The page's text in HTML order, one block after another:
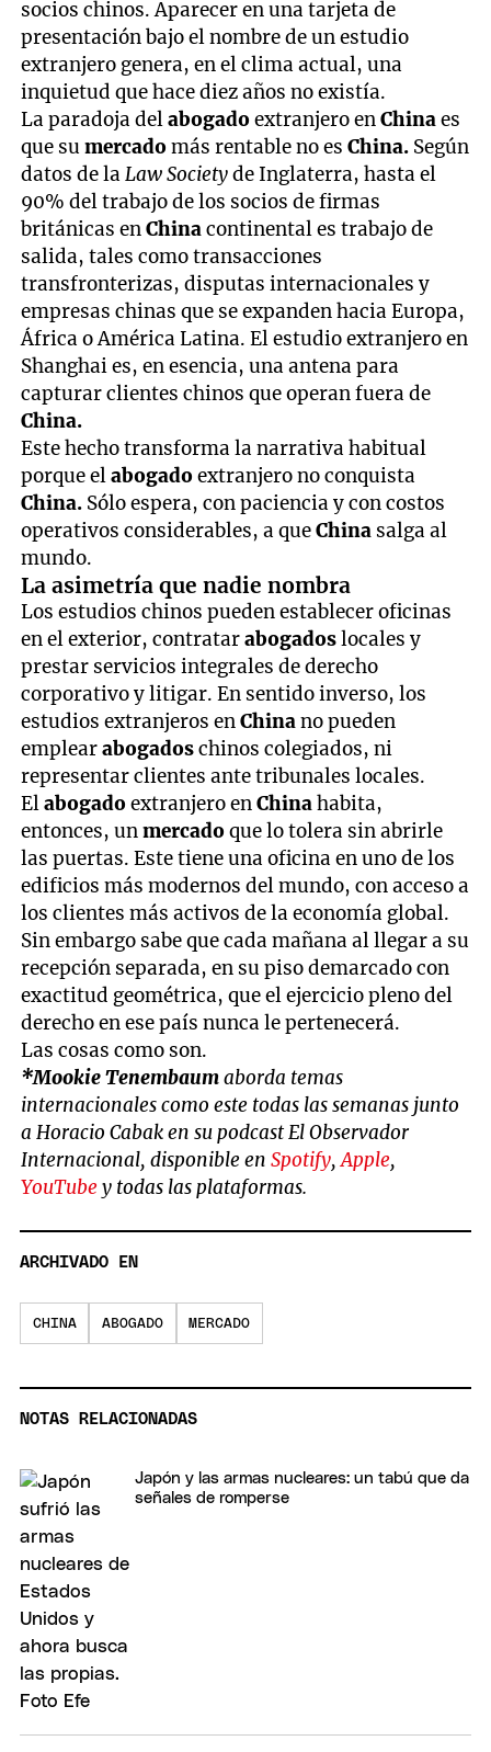
socios chinos. Aparecer en una tarjeta de
presentación bajo el nombre de un estudio
extranjero genera, en el clima actual, una
inquietud que hace diez años no existía.
La paradoja delabogadoextranjero enChinaes
que sumercadomás rentable no esChina. Según
datos de laLaw Societyde Inglaterra, hasta el
90% del trabajo de los socios de firmas
británicas enChinacontinental es trabajo de
salida, tales como transacciones
transfronterizas, disputas internacionales y
empresas chinas que se expanden hacia Europa,
África o América Latina. El estudio extranjero en
Shanghai es, en esencia, una antena para
capturar clientes chinos que operan fuera de
China.
Este hecho transforma la narrativa habitual
porque elabogadoextranjero no conquista
China. Sólo espera, con paciencia y con costos
operativos considerables, a queChina salga al
mundo.
La asimetría que nadie nombra
Los estudios chinos pueden establecer oficinas
en el exterior, contratarabogadoslocales y
prestar servicios integrales de derecho
corporativo y litigar. En sentido inverso, los
estudios extranjeros enChinano pueden
emplearabogadoschinos colegiados, ni
representar clientes ante tribunales locales.
Elabogadoextranjero enChinahabita,
entonces, unmercadoque lo tolera sin abrirle
las puertas. Este tiene una oficina en uno de los
edificios más modernos del mundo, con acceso a
los clientes más activos de la economía global.
Sin embargo sabe que cada mañana al llegar a su
recepción separada, en su piso demarcado con
exactitud geométrica, que el ejercicio pleno del
derecho en ese país nunca le pertenecerá.
Las cosas como son.
*Mookie Tenembaumaborda temas
internacionales como este todas las semanas junto
a Horacio Cabak en su podcast El Observador
Internacional, disponible enSpotify,Apple,
YouTubey todas las plataformas.
ARCHIVADO EN
CHINA ABOGADO MERCADO
NOTAS RELACIONADAS
Japón y las armas nucleares: un tabú que da
señales de romperse